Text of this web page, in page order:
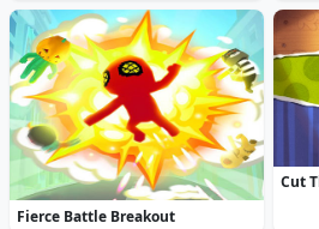
Fierce Battle Breakout
Cut